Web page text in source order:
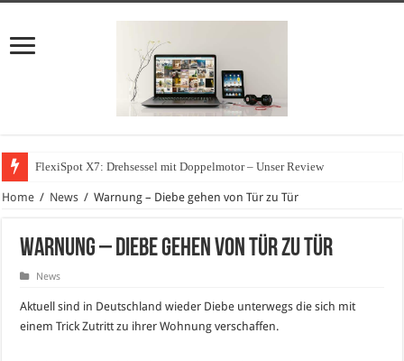
FlexiSpot X7: Drehsessel mit Doppelmotor – Unser Review
Home / News / Warnung – Diebe gehen von Tür zu Tür
Warnung – Diebe gehen von Tür zu Tür
News
Aktuell sind in Deutschland wieder Diebe unterwegs die sich mit
einem Trick Zutritt zu ihrer Wohnung verschaffen.